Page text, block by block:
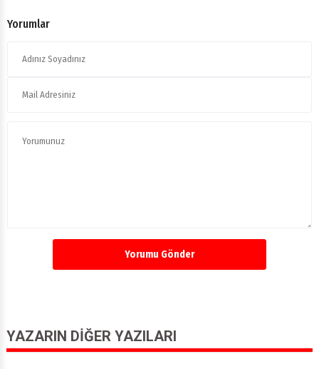
Yorumlar
Yorumu Gönder
YAZARIN DIĞER YAZILARI